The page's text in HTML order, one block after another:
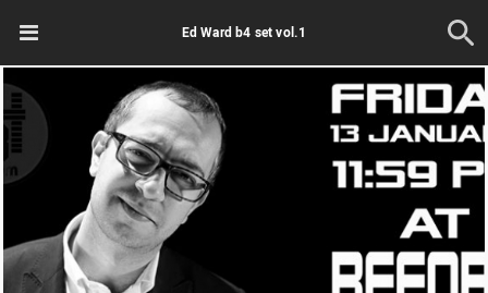
Ed Ward b4 set vol.1